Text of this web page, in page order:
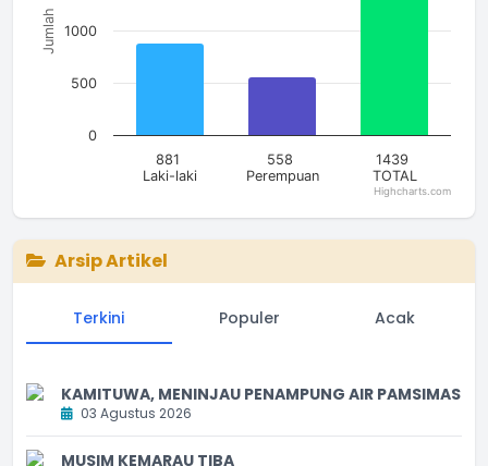
Jumlah
881
Laki-laki
558
Perempuan
1439
TOTAL
0
500
1000
Highcharts.com
Arsip Artikel
Terkini Populer Acak
KAMITUWA, MENINJAU PENAMPUNG AIR PAMSIMAS
03 Agustus 2026
MUSIM KEMARAU TIBA